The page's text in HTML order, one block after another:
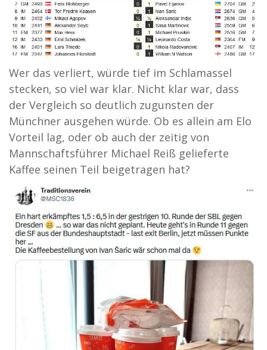
Wer das verliert, würde tief im Schlamassel
stecken, so viel war klar. Nicht klar war, dass
der Vergleich so deutlich zugunsten der
Münchner ausgehen würde. Ob es allein am Elo
Vorteil lag, oder ob auch der zeitig von
Mannschaftsführer Michael Reiß gelieferte
Kaffee seinen Teil beigetragen hat?